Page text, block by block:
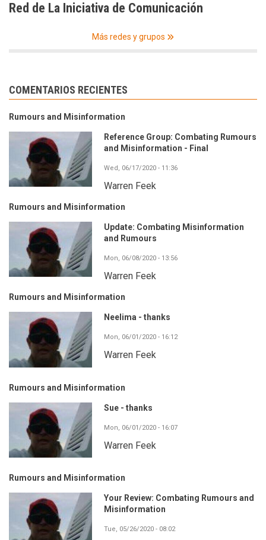
Red de La Iniciativa de Comunicación
Más redes y grupos
COMENTARIOS RECIENTES
Rumours and Misinformation
Reference Group: Combating Rumours
and Misinformation - Final
Wed, 06/17/2020 - 11:36
Warren Feek
Rumours and Misinformation
Update: Combating Misinformation
and Rumours
Mon, 06/08/2020 - 13:56
Warren Feek
Rumours and Misinformation
Neelima - thanks
Mon, 06/01/2020 - 16:12
Warren Feek
Rumours and Misinformation
Sue - thanks
Mon, 06/01/2020 - 16:07
Warren Feek
Rumours and Misinformation
Your Review: Combating Rumours and
Misinformation
Tue, 05/26/2020 - 08:02